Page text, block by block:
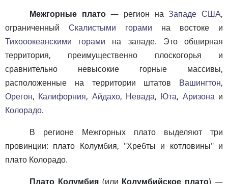
Межгорные плато— регион наЗападе США,
ограниченный Скалистыми горами на востоке и
Тихооокеанскими горами на западе. Это обширная
территория, преимущественно плоскогорья и
сравнительно невысокие горные массивы,
расположенные на территории штатов Вашингтон,
Орегон, Калифорния, Айдахо, Невада, Юта, Аризонаи
Колорадо.
В регионе Межгорных плато выделяют три
провинции: плато Колумбия, "Хребты и котловины" и
плато Колорадо.
Плато Колумбия(или Колумбийское плато) —